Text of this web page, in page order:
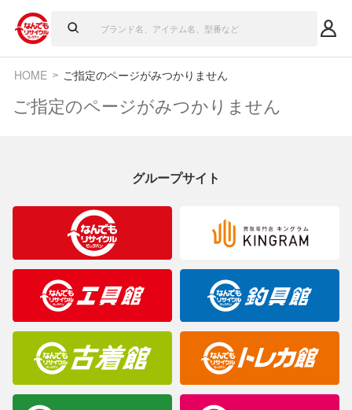
HOME ご指定のページがみつかりません
ご指定のページがみつかりません
グループサイト